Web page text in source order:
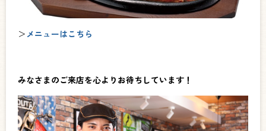
＞ メニューはこちら
みなさまのご来店を心よりお待ちしています！